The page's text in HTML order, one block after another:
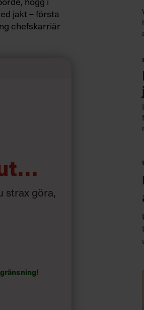
jakt – första
chefskarriär
på den
strax göra,